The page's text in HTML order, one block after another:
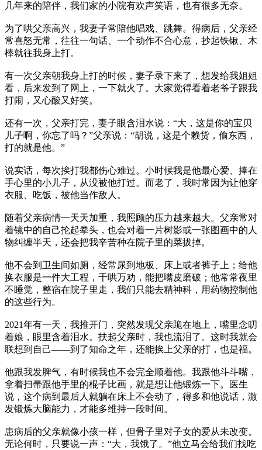
几年来的陪伴，我们家的小院有欢声笑语，也有很多无奈。
为了哄父亲高兴，我妻子常陪他唱戏、跳舞。得病后，父亲经
常喜怒无常，往往一句话、一个动作不合心意，抄起铁锹、木
棒就往我身上打。
有一次父亲朝我身上打的时候，妻子录下来了，想发给我姐姐
看，后来发到了网上，一下就火了。大家觉得看着老爷子跟我
打闹，又心酸又好笑。
还有一次，父亲打完，妻子眼含泪水说：“大，这是你的宝贝
儿子啊，你忘了吗？”父亲说：“胡说，这是个赖货，偷东西，
打的就是他。”
说实话，每次挨打我都伤心难过。小时候我是他最心爱、捧在
手心里的小儿子，从没被他打过。而老了，我时常因为让他穿
衣服、吃饭，被他当作敌人。
随着父亲病情一天天加重，我照顾的压力越来越大。父亲常对
着镜中的自己抡起拳头，也会对着一片树影或一张图画中的人
物纠缠半天，还会把我辛苦种在院子里的菜拔掉。
他不会到卫生间如厕，经常尿到地板、床上或者裤子上；给他
换衣服是一件大工程，千哄万劝，能把嘴皮磨破；他常常夜里
不睡觉，整宿在院子里走，我们只能去精神科，用药物控制他
的这些行为。
2021年有一天，我推开门，突然发现父亲跪在地上，嘴里念叨
着娘，眼里含着泪水。扶起父亲时，我也流泪了。这时我就会
联想到自己——到了知命之年，还能挨上父亲的打，也是福。
他跟我发脾气，有时候我也不会完全顺着他。我跟他斗斗嘴，
拿着扫帚跟他手里的棍子比画，就是想让他锻炼一下。医生
说，这个病到最后人就躺在床上不会动了，得多和他说话，激
发锻炼大脑能力，才能多维持一段时间。
患病后的父亲就像小孩一样，但骨子里对子女的爱从未改变。
无论何时，只要说一声：“大，我饿了。”他立马会给我们找吃